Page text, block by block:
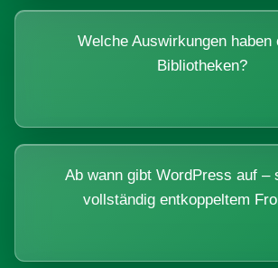
Welche Auswirkungen haben
Bibliotheken?
Ab wann gibt WordPress auf –
vollständig entkoppeltem